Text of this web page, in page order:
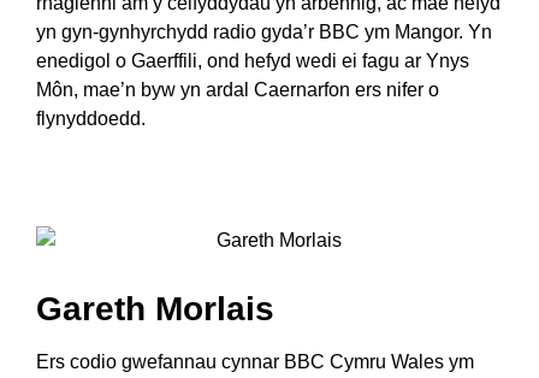
yn gyn-gynhyrchydd radio gyda’r BBC ym Mangor. Yn
enedigol o Gaerffili, ond hefyd wedi ei fagu ar Ynys
Môn, mae’n byw yn ardal Caernarfon ers nifer o
flynyddoedd.
Gareth Morlais
Ers codio gwefannau cynnar BBC Cymru Wales ym